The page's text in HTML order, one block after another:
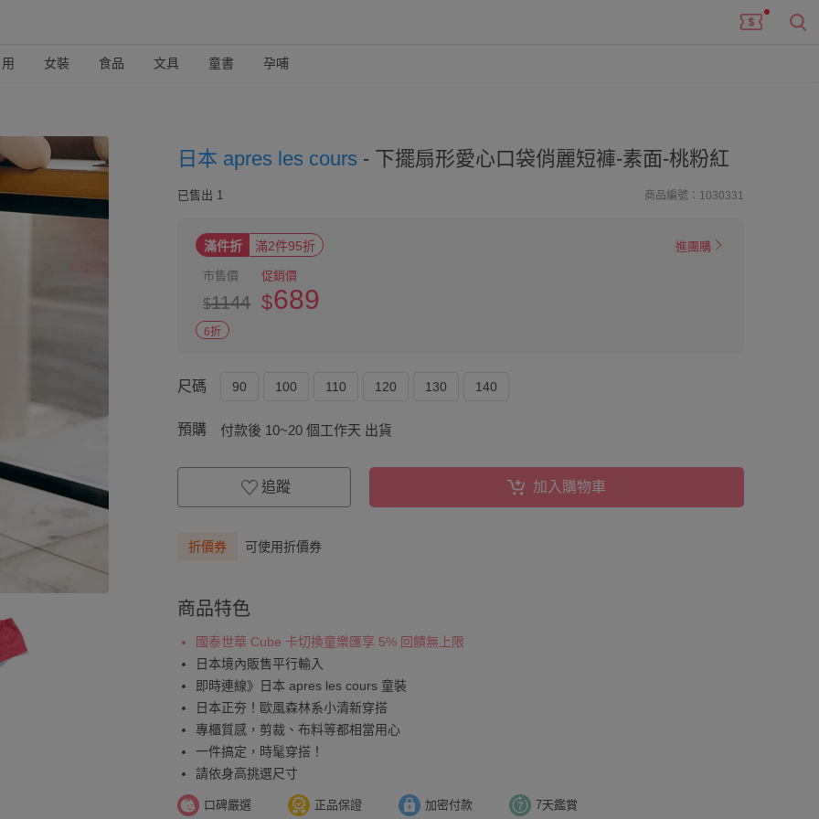
女裝 食品 文具 童書 孕哺
日本 apres les cours - 下擺扇形愛心口袋俏麗短褲-素面-桃粉紅
已售出 1 商品編號：1030331
滿件折 滿2件95折 進團購
市售價
$1144
促銷價
$689
6折
尺碼 90 100 110 120 130 140
預購 付款後 10~20 個工作天 出貨
追蹤 加入購物車
折價券 可使用折價券
商品特色
國泰世華 Cube 卡切換童樂匯享 5% 回饋無上限
日本境內販售平行輸入
即時連線》日本 apres les cours 童裝
日本正夯！歐風森林系小清新穿搭
專櫃質感，剪裁、布料等都相當用心
一件搞定，時髦穿搭！
請依身高挑選尺寸
口碑嚴選 正品保證 加密付款 7天鑑賞